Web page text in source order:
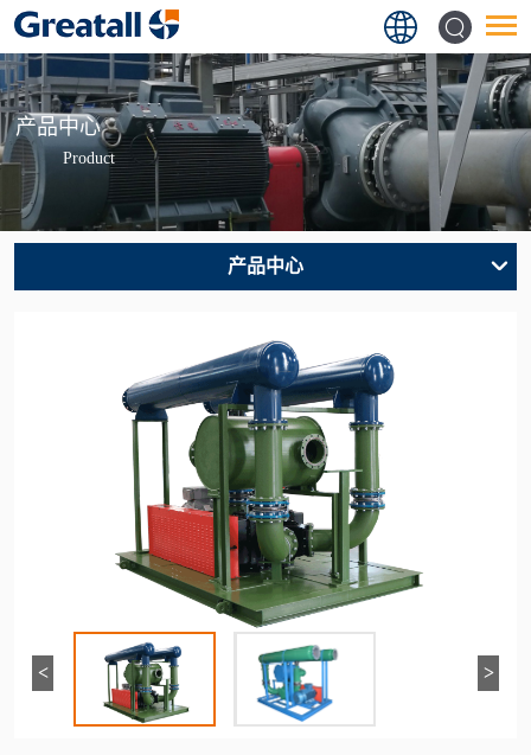
产品中心
Product
产品中心
< >